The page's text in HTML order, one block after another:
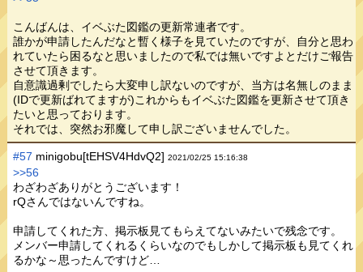
こんばんは、イベぶた図鑑の更新常連者です。
誰かが申請したんだなと暫く様子を見ていたのですが、自分と思わ
れていたら困るなと思いましたので私では無いですよとだけご報告
させて頂きます。
自意識過剰でしたら大変申し訳ないのですが、当方は名無しのまま
(IDで更新ばれてますが)これからもイベぶた図鑑を更新させて頂き
たいと思っております。
それでは、突然お邪魔して申し訳ございませんでした。
#57 minigobu[tEHSV4HdvQ2]2021/02/25 15:16:38
>>56
わざわざありがとうございます！
rQさんではないんですね。
申請してくれた方、掲示板見てもらえてないみたいで残念です。
メンバー申請してくれるくらいなのでもしかして掲示板も見てくれ
るかな～思ったんですけど…